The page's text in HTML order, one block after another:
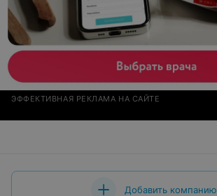
ЭФФЕКТИВНАЯ РЕКЛАМА НА САЙТЕ
Добавить компанию